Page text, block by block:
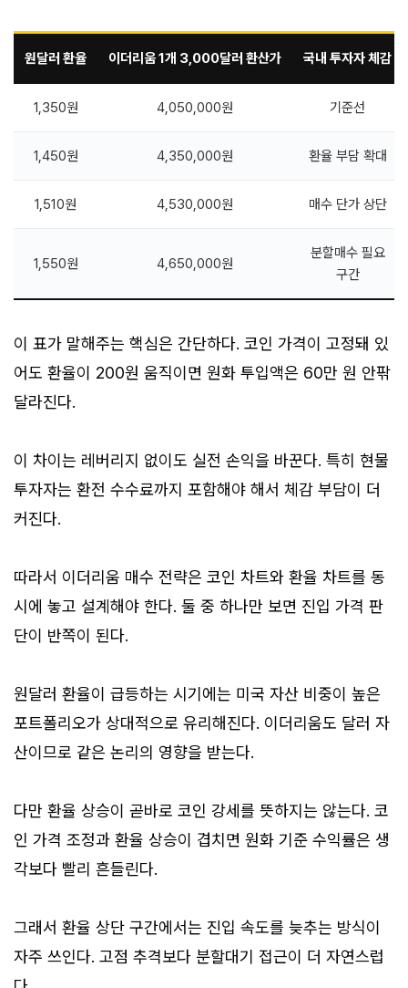
원달러 환율 이더리움 1개 3,000달러 환산가 국내 투자자 체감
1,350원 4,050,000원 기준선
1,450원 4,350,000원 환율 부담 확대
1,510원 4,530,000원 매수 단가 상단
1,550원 4,650,000원
분할매수 필요
구간
이 표가 말해주는 핵심은 간단하다. 코인 가격이 고정돼 있
어도 환율이 200원 움직이면 원화 투입액은 60만 원 안팎
달라진다.
이 차이는 레버리지 없이도 실전 손익을 바꾼다. 특히 현물
투자자는 환전 수수료까지 포함해야 해서 체감 부담이 더
커진다.
따라서 이더리움 매수 전략은 코인 차트와 환율 차트를 동
시에 놓고 설계해야 한다. 둘 중 하나만 보면 진입 가격 판
단이 반쪽이 된다.
원달러 환율이 급등하는 시기에는 미국 자산 비중이 높은
포트폴리오가 상대적으로 유리해진다. 이더리움도 달러 자
산이므로 같은 논리의 영향을 받는다.
다만 환율 상승이 곧바로 코인 강세를 뜻하지는 않는다. 코
인 가격 조정과 환율 상승이 겹치면 원화 기준 수익률은 생
각보다 빨리 흔들린다.
그래서 환율 상단 구간에서는 진입 속도를 늦추는 방식이
자주 쓰인다. 고점 추격보다 분할대기 접근이 더 자연스럽